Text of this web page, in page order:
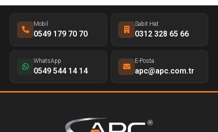
Mobil
0549 179 70 70
Sabit Hat
0312 328 65 66
WhatsApp
0549 544 14 14
E-Posta
apc@apc.com.tr